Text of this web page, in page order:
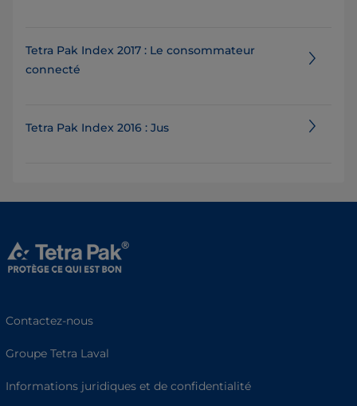
Tetra Pak Index 2017 : Le consommateur
connecté
Tetra Pak Index 2016 : Jus
Contactez-nous
Groupe Tetra Laval
Informations juridiques et de confidentialité